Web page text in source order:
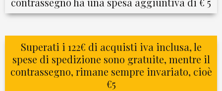
Superati i 122€ di acquisti iva inclusa, le
spese di spedizione sono gratuite, mentre il
contrassegno, rimane sempre invariato, cioè
€5